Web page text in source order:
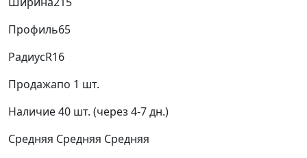
Профиль65
РадиусR16
Продажапо 1 шт.
Наличие40 шт. (через 4-7 дн.)
Средняя Средняя Средняя